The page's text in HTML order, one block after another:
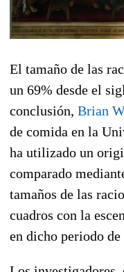
El tamaño de las
un 69% desde el
conclusión, Brian
de comida en la
ha utilizado un
comparado
tamaños de las
cuadros con la
en dicho periodo